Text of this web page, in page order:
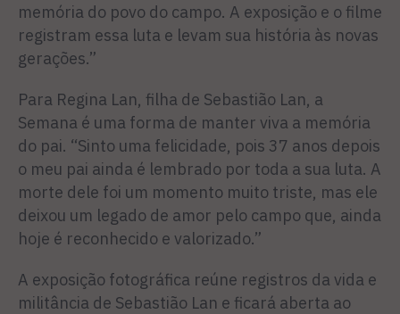
memória do povo do campo. A exposição e o filme
registram essa luta e levam sua história às novas
gerações.”
Para Regina Lan, filha de Sebastião Lan, a
Semana é uma forma de manter viva a memória
do pai. “Sinto uma felicidade, pois 37 anos depois
o meu pai ainda é lembrado por toda a sua luta. A
morte dele foi um momento muito triste, mas ele
deixou um legado de amor pelo campo que, ainda
hoje é reconhecido e valorizado.”
A exposição fotográfica reúne registros da vida e
militância de Sebastião Lan e ficará aberta ao